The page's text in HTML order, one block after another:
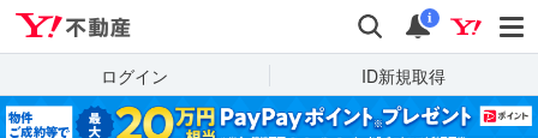
検索 通知
i
ログイン ID新規取得